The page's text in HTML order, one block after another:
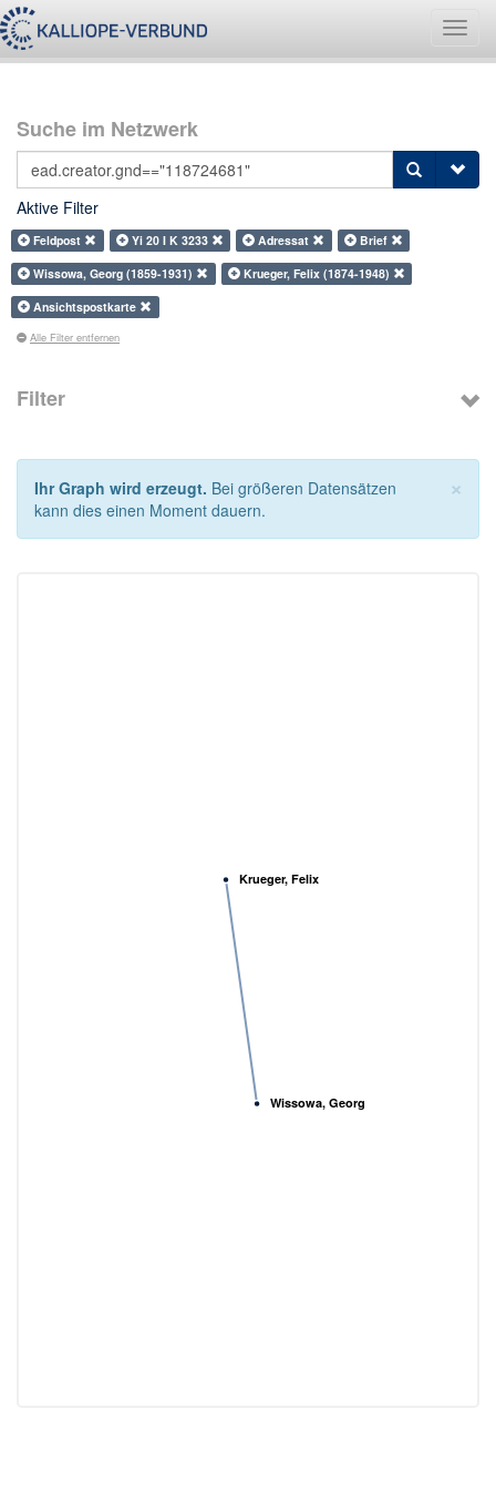
Suche im Netzwerk
Aktive Filter
Feldpost Yi 20 I K 3233 Adressat
Brief
Wissowa, Georg (1859-1931)
Krueger, Felix (1874-1948)
Ansichtspostkarte
Alle Filter entfernen
Filter
×
Ihr Graph wird erzeugt. Bei größeren Datensätzen
kann dies einen Moment dauern.
Wissowa, Georg
Krueger, Felix